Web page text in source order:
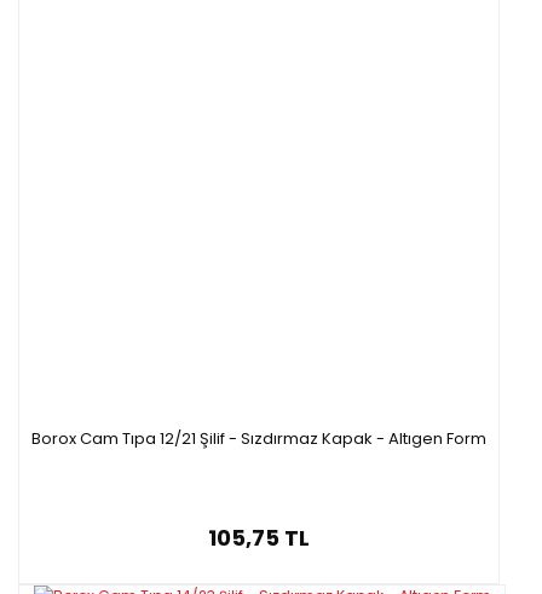
Borox Cam Tıpa 12/21 Şilif - Sızdırmaz Kapak - Altıgen Form
105,75 TL